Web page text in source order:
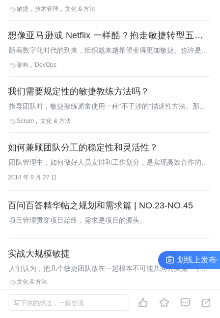
的。组织的形势千变万化，与项目相关的决定需要快速做出，同时
敏捷 技术管理 文化 & 方法
想像亚马逊或 Netflix 一样酷？抱走敏捷转型五大秘
籍
随着数字化时代的到来，组织越来越希望变得更加敏捷。也许是因
为损失客户、员工、市场份额或品牌价值倒逼这种需求出现；也可
架构 DevOps
我们需要规定性的敏捷教练方法吗？
指导团队时，敏捷教练通常使用一种“不干涉的”描述性方法。那
么，团队在应用敏捷时，这种教练方法是不是始终都是最佳的解决
Scrum 文化 & 方法
如何兼顾团队分工的稳定性和灵活性？
团队管理中，如何做好人员安排和工作划分，是实现高效合作的关
2018 年 9 月 27 日
百问百答精华帖之规划和需求篇 | NO.23-NO.45
项目管理贯穿项目始终，需求是项目的源头。
实战大规模敏捷
人们认为，把几个敏捷团队放在一起根本不可能共同去实施一个项
目，但这并非事实。所以当企业需要更高水平的开发和测试能力或
同一敏捷环境中。Yousef分享了一些有益的经验之谈。
文化 & 方法
流程和规范：红绿灯不是约束，而是用来提高效率
写下你的想法，一起交流    
InfoQ 极客传媒开发者生态共创计划线上发布会